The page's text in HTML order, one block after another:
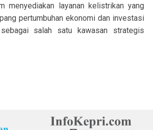
menyediakan layanan kelistrikan yang
pertumbuhan ekonomi dan investasi
salah satu kawasan strategis